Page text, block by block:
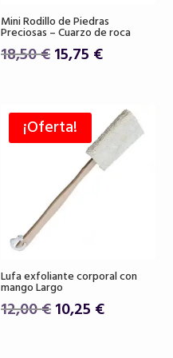
Mini Rodillo de Piedras
Preciosas – Cuarzo de roca
18,50€El
era:
18,50 €.
15,75 €El
es:
15,75 €.
¡Oferta!
Lufa exfoliante corporal con
mango Largo
12,00€El
10,25 €El